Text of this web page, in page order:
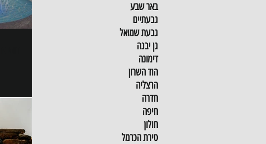
באר שבע
גבעתיים
גבעת שמואל
גן יבנה
דימונה
הוד השרון
הרצליה
חדרה
חיפה
חולון
טירת הכרמל